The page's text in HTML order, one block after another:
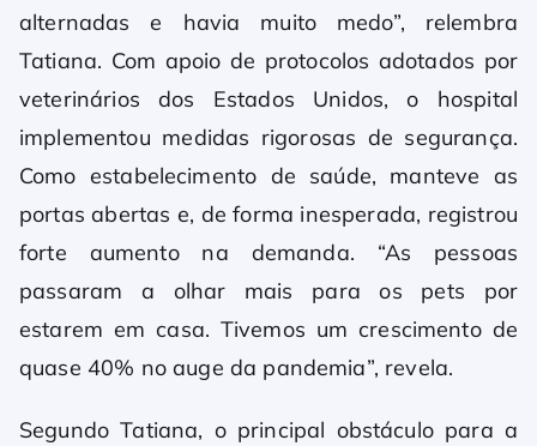
alternadas e havia muito medo”, relembra
Tatiana. Com apoio de protocolos adotados por
veterinários dos Estados Unidos, o hospital
implementou medidas rigorosas de segurança.
Como estabelecimento de saúde, manteve as
portas abertas e, de forma inesperada, registrou
forte aumento na demanda. “As pessoas
passaram a olhar mais para os pets por
estarem em casa. Tivemos um crescimento de
quase 40% no auge da pandemia”, revela.
Segundo Tatiana, o principal obstáculo para a